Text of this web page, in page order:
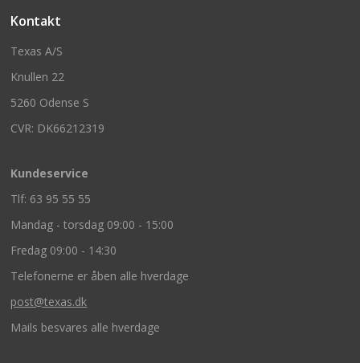
Kontakt
Texas A/S
Knullen 22
5260 Odense S
CVR: DK66212319
Kundeservice
Tlf: 63 95 55 55
Mandag - torsdag 09:00 - 15:00
Fredag 09:00 - 14:30
Telefonerne er åben alle hverdage
post@texas.dk
Mails besvares alle hverdage